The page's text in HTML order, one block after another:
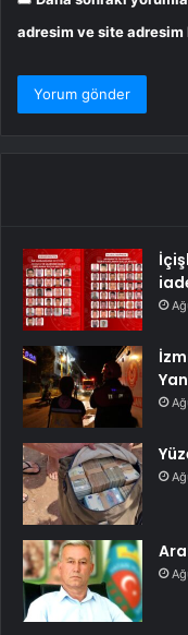
adresim ve site adresim